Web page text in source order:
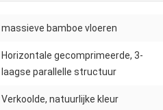
massieve bamboe vloeren
Horizontale gecomprimeerde, 3-
laagse parallelle structuur
Verkoolde, natuurlijke kleur